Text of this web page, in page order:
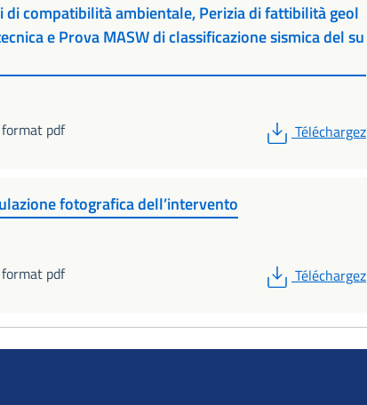
di compatibilità ambientale, Perizia di fattibilità geol
e Prova MASW di classificazione sismica del su
pdf
PDF
Téléchargez
fotografica dell’intervento
pdf
PDF
Téléchargez